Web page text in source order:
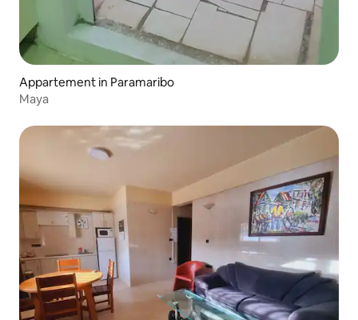
Appartement in Paramaribo
Maya